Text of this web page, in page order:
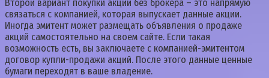
Второй вариант покупки акций без брокера – это напрямую
связаться с компанией, которая выпускает данные акции.
Иногда эмитент может размещать объявления о продаже
акций самостоятельно на своем сайте. Если такая
возможность есть, вы заключаете с компанией-эмитентом
договор купли-продажи акций. После этого данные ценные
бумаги переходят в ваше владение.